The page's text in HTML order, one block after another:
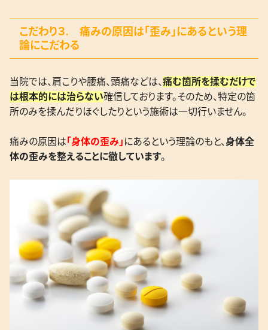
こだわり３. 痛みの原因は「歪み」にあるという理
論にこだわる
当院では、肩こりや腰痛、頭痛などは、 痛む箇所を揉むだけで
は根本的には治らない確信しております。そのため、特定の箇
所のみを揉んだりほぐしたりという施術は一切行いません。
痛みの原因は「身体の歪み」 にあるという理論のもと、 身体全
体の歪みを整えることに徹しています。